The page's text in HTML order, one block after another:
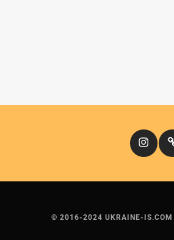
© 2016-2024 UKRAINE-IS.COM